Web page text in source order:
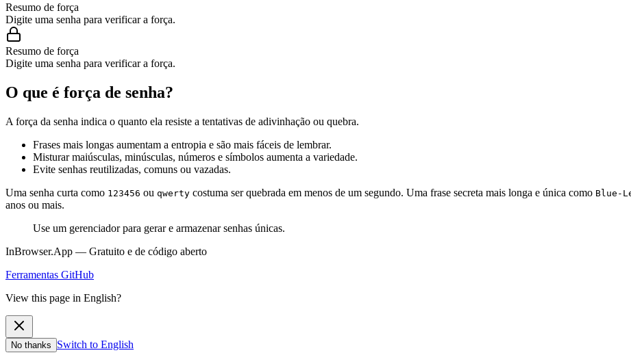
Resumo de força
Digite uma senha para verificar a força.
Resumo de força
Digite uma senha para verificar a força.
O que é força de senha?
A força da senha indica o quanto ela resiste a tentativas de adivinhação ou quebra.
Frases mais longas aumentam a entropia e são mais fáceis de lembrar.
Misturar maiúsculas, minúsculas, números e símbolos aumenta a variedade.
Evite senhas reutilizadas, comuns ou vazadas.
Uma senha curta como 123456 ou qwerty costuma ser quebrada em menos de um segundo. Uma frase secreta mais longa e única como Blue-
anos ou mais.
Use um gerenciador para gerar e armazenar senhas únicas.
InBrowser.App — Gratuito e de código aberto
Ferramentas GitHub
View this page in English?
No thanks Switch to English